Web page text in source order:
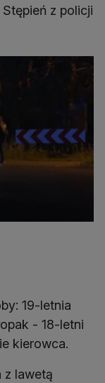
z policji
19-letnia
- 18-letni
kierowca.
z lawetą